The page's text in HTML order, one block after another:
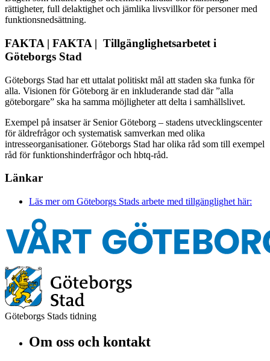
rättigheter, full delaktighet och jämlika livsvillkor för personer med
funktionsnedsättning.
FAKTA | FAKTA | Tillgänglighetsarbetet i
Göteborgs Stad
Göteborgs Stad har ett uttalat politiskt mål att staden ska funka för
alla. Visionen för Göteborg är en inkluderande stad där ”alla
göteborgare” ska ha samma möjligheter att delta i samhällslivet.
Exempel på insatser är Senior Göteborg – stadens utvecklingscenter
för äldrefrågor och systematisk samverkan med olika
intresseorganisationer. Göteborgs Stad har olika råd som till exempel
råd för funktionshinderfrågor och hbtq-råd.
Länkar
Läs mer om Göteborgs Stads arbete med tillgänglighet här:
Göteborgs Stads tidning
Om oss och kontakt